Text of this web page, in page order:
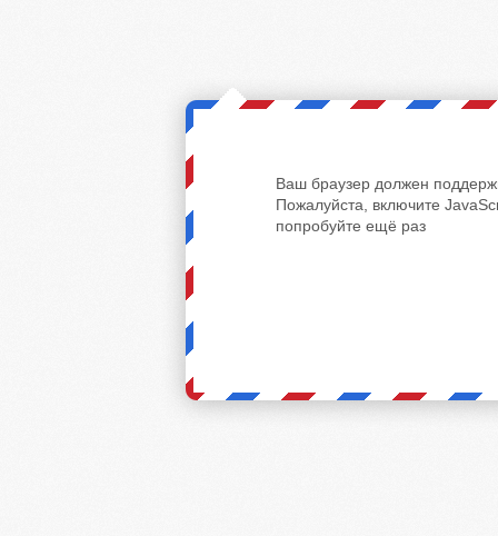
Ваш браузер должен
Пожалуйста, включите
попробуйте ещё раз